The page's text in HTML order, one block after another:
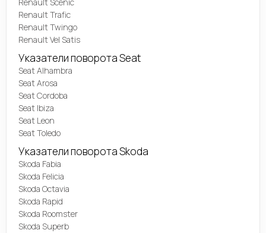
Renault Trafic
Renault Twingo
Renault Vel Satis
Указатели поворота Seat
Seat Alhambra
Seat Arosa
Seat Cordoba
Seat Ibiza
Seat Leon
Seat Toledo
Указатели поворота Skoda
Skoda Fabia
Skoda Felicia
Skoda Octavia
Skoda Rapid
Skoda Roomster
Skoda Superb